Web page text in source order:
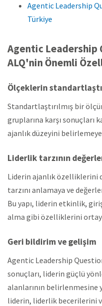
Agentic Leadership
Türkiye
Agentic Leadership
ALQ'nin Önemli
Ölçeklerin
Standartlaştırılmış bir
gruplarına karşı sonuçları
ajanlık düzeyini belirlemeye
Liderlik tarzının
Liderin ajanlık özelliklerini
tarzını anlamaya ve
Bu yapı, liderin etkinlik,
alma gibi özelliklerini
Geri bildirim ve gelişim
Agentic Leadership
sonuçları, liderin güçlü
alanlarının belirlenmesine
liderin, liderlik becerilerini